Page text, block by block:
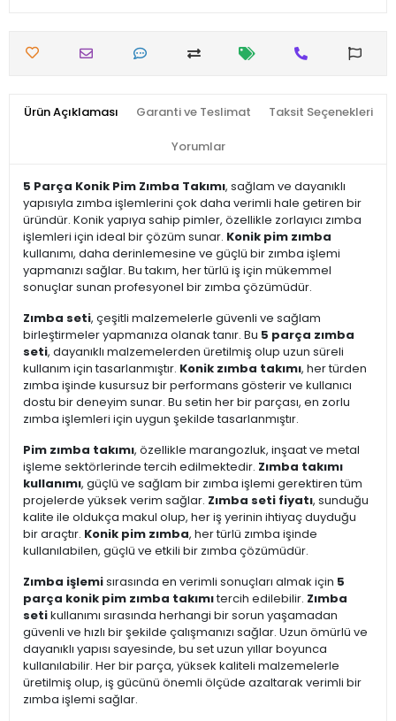
Ürün Açıklaması Garanti ve Teslimat Taksit Seçenekleri
Yorumlar
5 Parça Konik Pim Zımba Takımı, sağlam ve dayanıklı
yapısıyla zımba işlemlerini çok daha verimli hale getiren bir
üründür. Konik yapıya sahip pimler, özellikle zorlayıcı zımba
işlemleri için ideal bir çözüm sunar. Konik pim zımba
kullanımı, daha derinlemesine ve güçlü bir zımba işlemi
yapmanızı sağlar. Bu takım, her türlü iş için mükemmel
sonuçlar sunan profesyonel bir zımba çözümüdür.
Zımba seti, çeşitli malzemelerle güvenli ve sağlam
birleştirmeler yapmanıza olanak tanır. Bu 5 parça zımba
seti, dayanıklı malzemelerden üretilmiş olup uzun süreli
kullanım için tasarlanmıştır. Konik zımba takımı, her türden
zımba işinde kusursuz bir performans gösterir ve kullanıcı
dostu bir deneyim sunar. Bu setin her bir parçası, en zorlu
zımba işlemleri için uygun şekilde tasarlanmıştır.
Pim zımba takımı, özellikle marangozluk, inşaat ve metal
işleme sektörlerinde tercih edilmektedir. Zımba takımı
kullanımı, güçlü ve sağlam bir zımba işlemi gerektiren tüm
projelerde yüksek verim sağlar. Zımba seti fiyatı, sunduğu
kalite ile oldukça makul olup, her iş yerinin ihtiyaç duyduğu
bir araçtır. Konik pim zımba, her türlü zımba işinde
kullanılabilen, güçlü ve etkili bir zımba çözümüdür.
Zımba işlemisırasında en verimli sonuçları almak için 5
parça konik pim zımba takımıtercih edilebilir. Zımba
setikullanımı sırasında herhangi bir sorun yaşamadan
güvenli ve hızlı bir şekilde çalışmanızı sağlar. Uzun ömürlü ve
dayanıklı yapısı sayesinde, bu set uzun yıllar boyunca
kullanılabilir. Her bir parça, yüksek kaliteli malzemelerle
üretilmiş olup, iş gücünü önemli ölçüde azaltarak verimli bir
zımba işlemi sağlar.